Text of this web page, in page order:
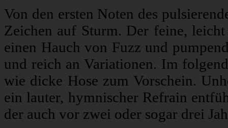
Von den ersten Noten des
Zeichen auf Sturm. Der feine,
einen Hauch von Fuzz und
und reich an Variationen. Im
wie dicke Hose zum Vorschein.
ein lauter, hymnischer Refrain
der auch vor zwei oder sogar drei